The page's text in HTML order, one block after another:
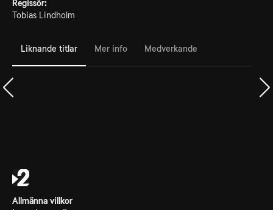
Regissör:
Tobias Lindholm
Liknande titlar Mer info Medverkande
Allmänna villkor